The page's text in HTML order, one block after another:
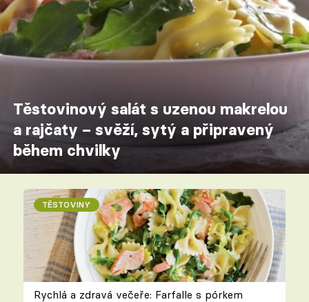
Těstovinový salát s uzenou makrelou
a rajčaty – svěží, sytý a připravený
během chvilky
TĚSTOVINY
Rychlá a zdravá večeře: Farfalle s pórkem